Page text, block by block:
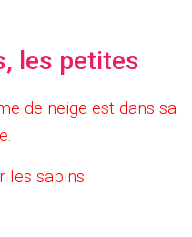
les petites
de neige est dans sa
les sapins.